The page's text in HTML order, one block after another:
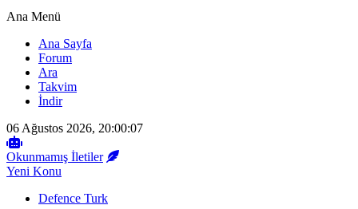
Ana Menü
Ana Sayfa
Forum
Ara
Takvim
İndir
06 Ağustos 2026, 20:00:07
Okunmamış İletiler
Yeni Konu
Defence Turk